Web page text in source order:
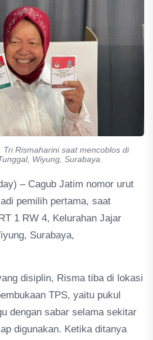
Rismaharini saat mencoblos di
Wiyung, Surabaya.
– Cagub Jatim nomor urut
pemilih pertama, saat
1 RW 4, Kelurahan Jajar
Surabaya,
disiplin, Risma tiba di lokasi
TPS, yaitu pukul
dengan sabar selama sekitar
digunakan. Ketika ditanya